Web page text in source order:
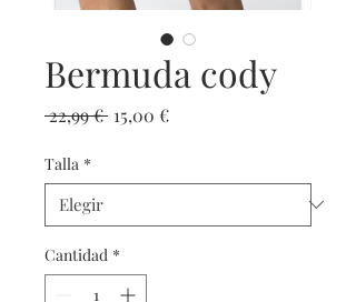
Bermuda cody
22,99 € Precio
15,00 €Precio de oferta
Talla *
Cantidad *